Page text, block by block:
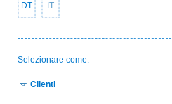
DT IT
Selezionare come:
Clienti